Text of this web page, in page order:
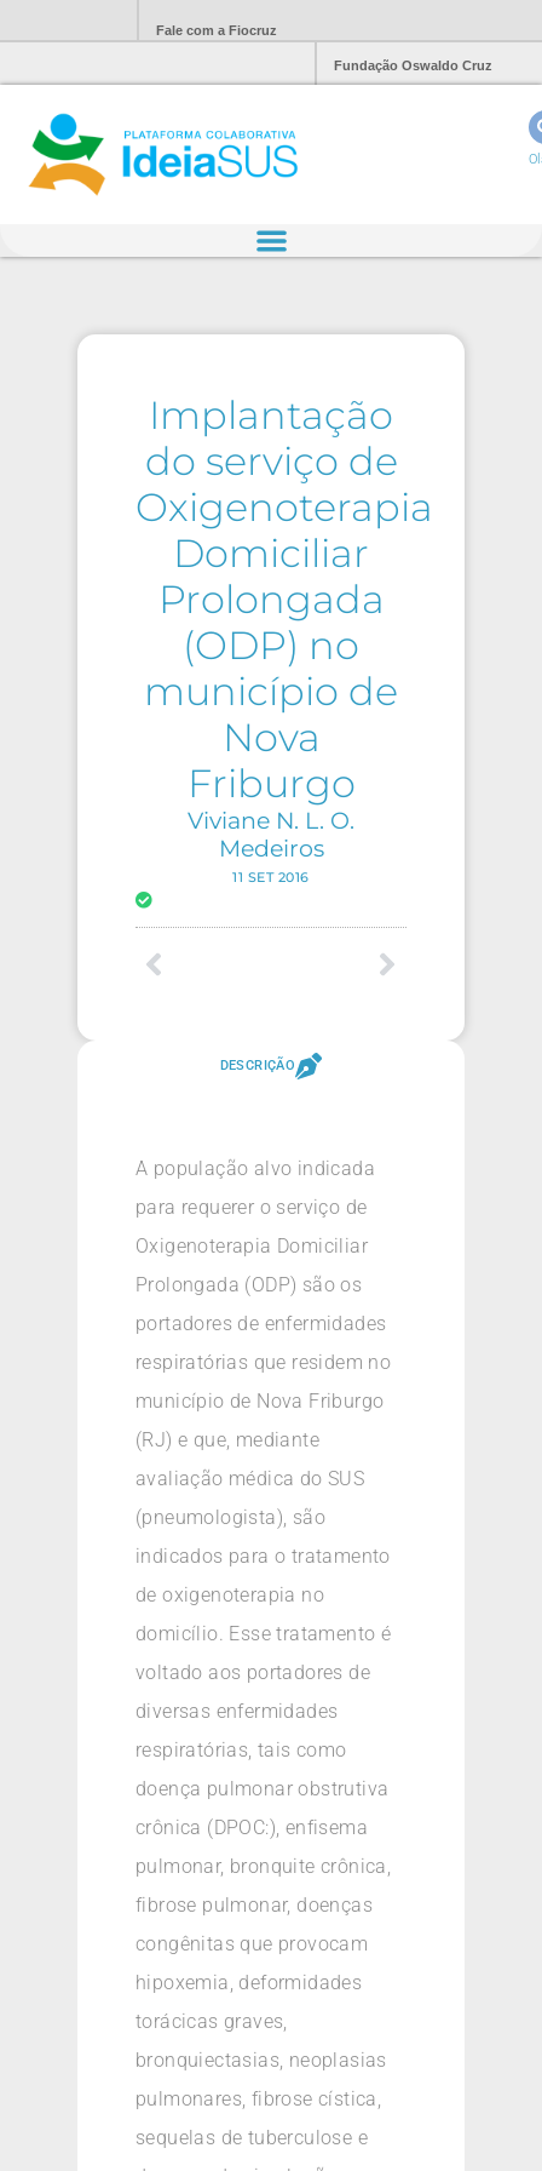
Fale com a Fiocruz
Fundação Oswaldo Cruz
Implantação
do serviço de
Oxigenoterapia
Domiciliar
Prolongada
(ODP) no
município de
Nova
Friburgo
Viviane N. L. O.
Medeiros
11 SET 2016
DESCRIÇÃO
A população alvo indicada
para requerer o serviço de
Oxigenoterapia Domiciliar
Prolongada (ODP) são os
portadores de enfermidades
respiratórias que residem no
município de Nova Friburgo
(RJ) e que, mediante
avaliação médica do SUS
(pneumologista), são
indicados para o tratamento
de oxigenoterapia no
domicílio. Esse tratamento é
voltado aos portadores de
diversas enfermidades
respiratórias, tais como
doença pulmonar obstrutiva
crônica (DPOC:), enfisema
pulmonar, bronquite crônica,
fibrose pulmonar, doenças
congênitas que provocam
hipoxemia, deformidades
torácicas graves,
bronquiectasias, neoplasias
pulmonares, fibrose cística,
sequelas de tuberculose e